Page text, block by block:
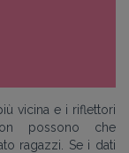
vicina e i riflettori
possono che
ragazzi. Se i dati